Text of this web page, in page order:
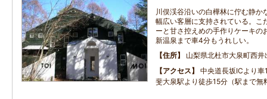
川俣渓谷沿いの白樺林に佇む静か
幅広い客層に支持されている。こ
ーと甘さ控えめの手作りケーキの
新温泉まで車4分もうれしい。
住所
山梨県北杜市大泉町西
アクセス
中央道長坂ICより
斐大泉駅より徒歩15分（駅まで無